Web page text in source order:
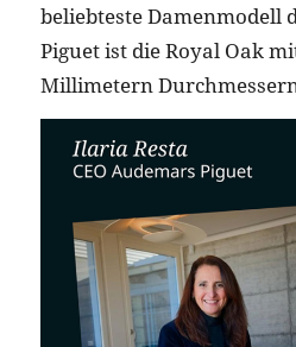
beliebteste Damenmodell
Piguet ist die Royal Oak
Millimetern